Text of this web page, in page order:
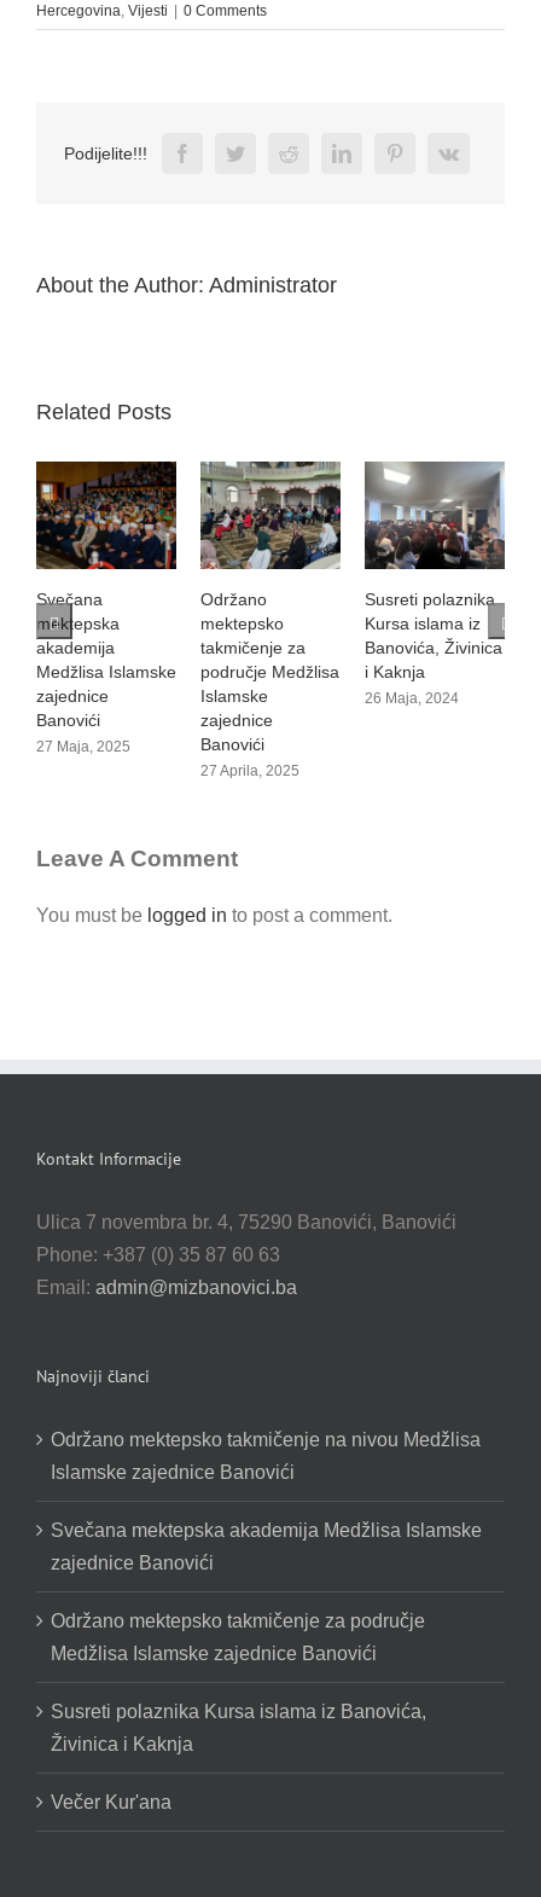
Hercegovina Vijesti | 0 Comments
Podijelite!!! FacebookTwitterRedditLinkedInPinterestVk
About the Author: Administrator
Related Posts
Svečana
mektepska
akademija
Medžlisa Islamske
zajednice
Banovići
27 Maja, 2025
Održano
mektepsko
takmičenje za
područje Medžlisa
Islamske
zajednice
Banovići
27 Aprila, 2025
Susreti polaznika
Kursa islama iz
Banovića, Živinica
i Kaknja
26 Maja, 2024
Leave A Comment
You must be logged in to post a comment.
Kontakt Informacije
Ulica 7 novembra br. 4, 75290 Banovići, Banovići
Phone: +387 (0) 35 87 60 63
Email: admin@mizbanovici.ba
Najnoviji članci
Održano mektepsko takmičenje na nivou Medžlisa
Islamske zajednice Banovići
Svečana mektepska akademija Medžlisa Islamske
zajednice Banovići
Održano mektepsko takmičenje za područje
Medžlisa Islamske zajednice Banovići
Susreti polaznika Kursa islama iz Banovića,
Živinica i Kaknja
Večer Kur'ana